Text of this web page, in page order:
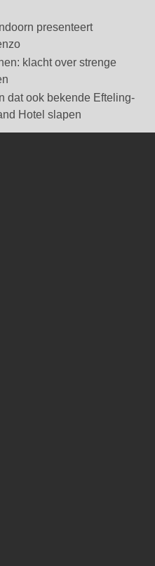
presenteert
klacht over strenge
dat ook bekende Efteling-
Hotel slapen